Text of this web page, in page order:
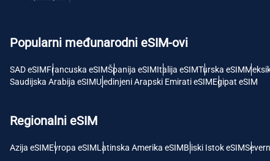
Popularni međunarodni eSIM-ovi
SAD eSIMFrancuska eSIMŠpanija eSIMItalija eSIMTurska eSIM
Saudijska Arabija eSIMUjedinjeni Arapski Emirati eSIMEgipat eSIM
Regionalni eSIM
Azija eSIMEvropa eSIMLatinska Amerika eSIMBliski Istok eSIM